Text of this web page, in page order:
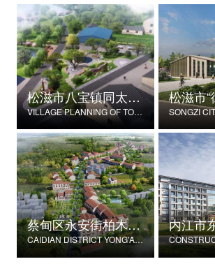
松滋市八宝镇同太湖村村庄规划
VILLAGE PLANNING OF TONGTAIHU VILLAGE, BABAO TOWN, SONGZI CITY
蔡甸区永安街柏木村郭家庄湾省级美丽乡村试点建设项目
CAIDIAN DISTRICT YONG'AN STREET CYPRESS VILLAGE GUOJIAZHUANG BAY PROVINCIAL BEAUTIFUL VILLAGE PILOT CONSTRUCTION PROJECT